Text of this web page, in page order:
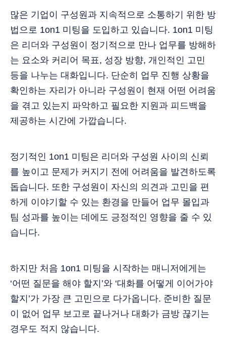
많은 기업이 구성원과 지속적으로 소통하기 위한 방
법으로 1on1 미팅을 도입하고 있습니다. 1on1 미팅
은 리더와 구성원이 정기적으로 만나 업무를 방해하
는 요소와 커리어 목표, 성장 방향, 개인적인 고민
등을 나누는 대화입니다. 단순히 업무 진행 상황을
확인하는 자리가 아니라 구성원이 현재 어떤 어려움
을 겪고 있는지 파악하고 필요한 지원과 피드백을
제공하는 시간에 가깝습니다.
정기적인 1on1 미팅은 리더와 구성원 사이의 신뢰
를 높이고 문제가 커지기 전에 어려움을 발견하도록
돕습니다. 또한 구성원이 자신의 의견과 고민을 편
하게 이야기할 수 있는 환경을 만들어 업무 몰입과
팀 성과를 높이는 데에도 긍정적인 영향을 줄 수 있
습니다.
하지만 처음 1on1 미팅을 시작하는 매니저에게는
‘어떤 질문을 해야 할지’와 ‘대화를 어떻게 이어가야
할지’가 가장 큰 고민으로 다가옵니다. 준비한 질문
이 없어 업무 보고로 끝나거나 대화가 금방 끊기는
경우도 적지 않습니다.